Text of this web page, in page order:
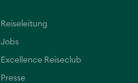
Reiseleitung
Jobs
Excellence Reiseclub
Presse